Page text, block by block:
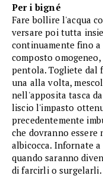
Per i bigné
Fare bollire l'acqua
versare poi tutta
continuamente fino
composto
pentola. Togliete dal
una alla volta,
nell'apposita tasca
liscio l'impasto
precedentemente
che dovranno
albicocca. Infornate
quando saranno
di farcirli o surgelarli.